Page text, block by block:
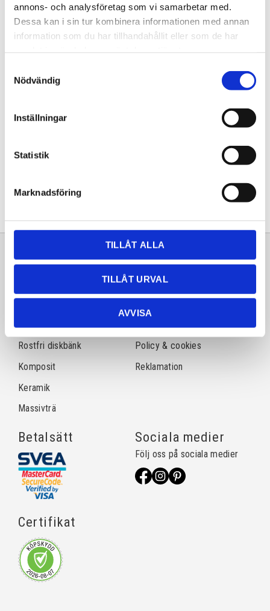
annons- och analysföretag som vi samarbetar med.
Dessa kan i sin tur kombinera informationen med annan
information som du har tillhandahållit eller som de har
Nödvändig
Inställningar
Statistik
Marknadsföring
TILLÅT ALLA
TILLÅT URVAL
AVVISA
1 900,00KR
Artikelnr
1ovanpaliggande
Sortiment
Natursten
Rostfri diskbänk
Komposit
Keramik
Massivträ
Information
Kundtjänst
Köpvillkor
Policy & cookies
Reklamation
Betalsätt
Certifikat
Sociala medier
Följ oss på sociala medier